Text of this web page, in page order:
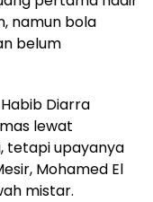
namun bola
belum
Diarra
lewat
tetapi upayanya
Mohamed El
mistar.